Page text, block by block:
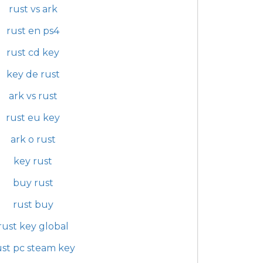
rust vs ark
rust en ps4
rust cd key
key de rust
ark vs rust
rust eu key
ark o rust
key rust
buy rust
rust buy
key global
pc steam key